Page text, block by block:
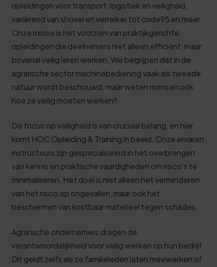
opleidingen voor transport, logistiek en veiligheid,
variërend van shovel en verreiker tot code95 en meer.
Onze missie is het voorzien van praktijkgerichte
opleidingen die deelnemers niet alleen efficiënt, maar
bovenal veilig leren werken. We begrijpen dat in de
agrarische sector machinebediening vaak als tweede
natuur wordt beschouwd, maar weten mensen ook
hoe ze veilig moeten werken?
De focus op veiligheid is van cruciaal belang, en hier
komt HOC Opleiding & Training in beeld. Onze ervaren
instructeurs zijn gespecialiseerd in het overbrengen
van kennis en praktische vaardigheden om risico’s te
minimaliseren. Het doel is niet alleen het verminderen
van het risico op ongevallen, maar ook het
beschermen van kostbaar materieel tegen schades.
Agrarische ondernemers dragen de
verantwoordelijkheid voor veilig werken op hun bedrijf.
Dit geldt zelfs als ze familieleden laten meewerken of